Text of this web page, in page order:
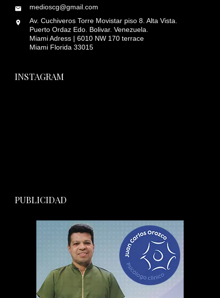
medioscg@gmail.com
Av. Cuchiveros Torre Movistar piso 8. Alta Vista.
Puerto Ordaz Edo. Bolivar. Venezuela.
Miami Adress | 6010 NW 170 terrace
Miami Florida 33015
INSTAGRAM
PUBLICIDAD